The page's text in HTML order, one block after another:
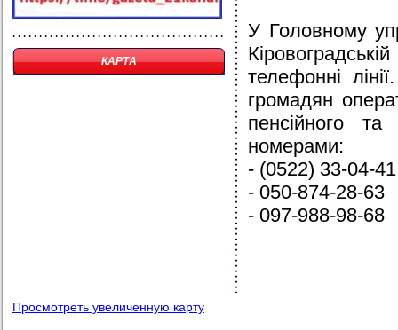
КАРТА
Просмотреть увеличенную карту
У Головному
телефонні
громадян
пенсійного
номерами:
- (0522) 33-04-41
- 050-874-28-63
- 097-988-98-68